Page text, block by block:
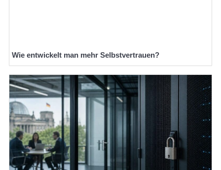
Wie entwickelt man mehr Selbstvertrauen?